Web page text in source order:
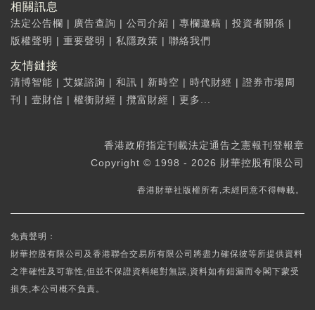
相關訊息
法定公告欄 | 廣告查詢 | 公司介紹 | 專欄邀稿 | 投資者關係 |
版權聲明 | 重要聲明 | 私隱政策 | 聯絡我們
友情鏈接
清博智能 | 艾媒諮詢 | 和訊 | 新時空 | 時代財經 | 證券市場周
刊
| 壹財信 | 權衡財經 | 攬富財經 | 更多...
香港政府指定刊載法定通告之憲報刊登報章
Copyright © 1998 - 2026 財華控股有限公司
香港財華社版權所有,未經同意不得轉載。
免責聲明：
財華控股有限公司及香港聯合交易所有限公司將盡力確保彼等所提供資料
之準確性及可靠性,但並不保證資料絕對無誤,資料如有錯漏而令閣下蒙受
損失,本公司概不負責。